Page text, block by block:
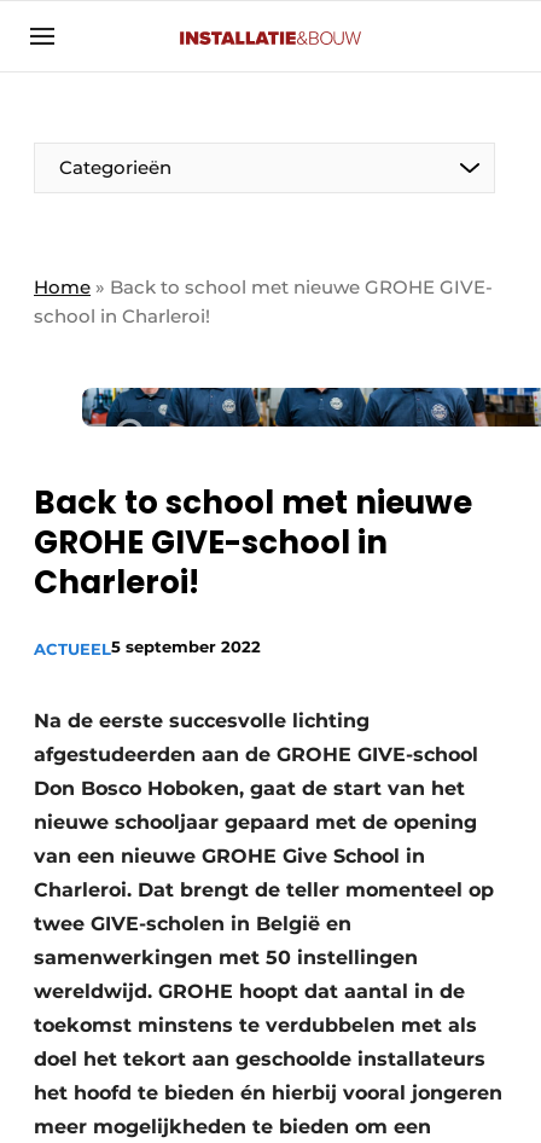
Aanmelden
Banner overzicht
BedrijvenAanmeldenBedankt voor de aanmelding
Contact
Evenement aanmelden
Meest gelezen
Podcasts
Privacy / Cookie statement
Vacature aanmelden
Video’s
Categorieën
Panelgesprek
HVAC
Sanitair
Ventilatie
Warmtepompen
Home » Back to school met nieuwe GROHE GIVE-
school in Charleroi!
Back to school met nieuwe
GROHE GIVE-school in
Charleroi!
ACTUEEL5 september 2022
Na de eerste succesvolle lichting
afgestudeerden aan de GROHE GIVE-school
Don Bosco Hoboken, gaat de start van het
nieuwe schooljaar gepaard met de opening
van een nieuwe GROHE Give School in
Charleroi. Dat brengt de teller momenteel op
twee GIVE-scholen in België en
samenwerkingen met 50 instellingen
wereldwijd. GROHE hoopt dat aantal in de
toekomst minstens te verdubbelen met als
doel het tekort aan geschoolde installateurs
het hoofd te bieden én hierbij vooral jongeren
meer mogelijkheden te bieden om een